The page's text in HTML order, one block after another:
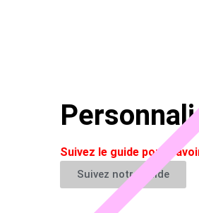
Suivez le guide pour
Suivez notre guide